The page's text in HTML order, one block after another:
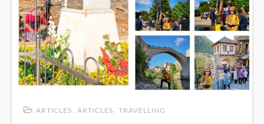
ARTICLES ARTICLES TRAVELLING